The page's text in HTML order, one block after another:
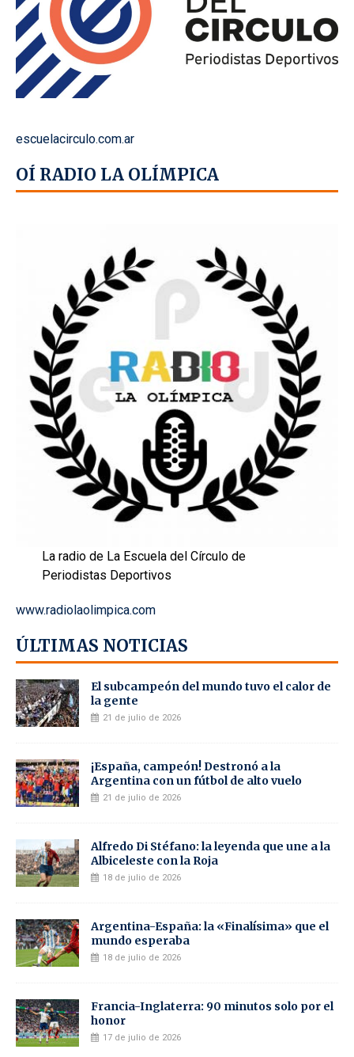
escuelacirculo.com.ar
OÍ RADIO LA OLÍMPICA
La radio de La Escuela del Círculo de
Periodistas Deportivos
www.radiolaolimpica.com
ÚLTIMAS NOTICIAS
El subcampeón del mundo tuvo el calor de
la gente
21 de julio de 2026
¡España, campeón! Destronó a la
Argentina con un fútbol de alto vuelo
21 de julio de 2026
Alfredo Di Stéfano: la leyenda que une a la
Albiceleste con la Roja
18 de julio de 2026
Argentina-España: la «Finalísima» que el
mundo esperaba
18 de julio de 2026
Francia-Inglaterra: 90 minutos solo por el
honor
17 de julio de 2026